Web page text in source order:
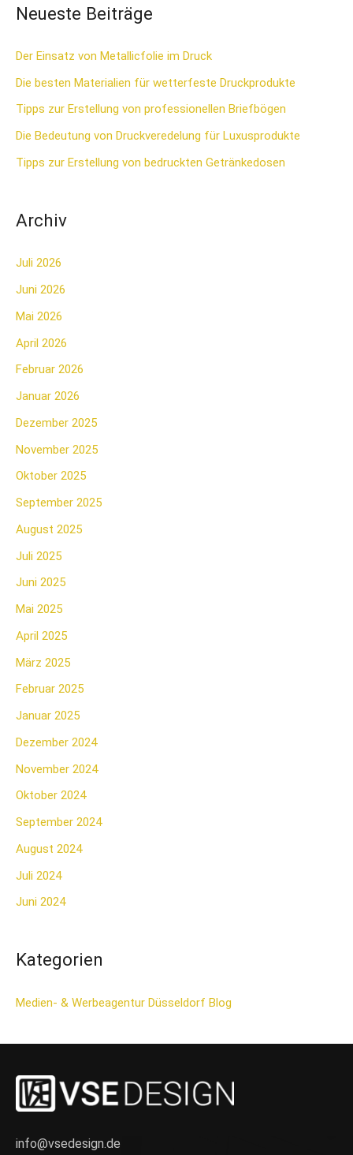
h
a
c
h
Neueste Beiträge
Der Einsatz von Metallicfolie im Druck
Die besten Materialien für wetterfeste Druckprodukte
Tipps zur Erstellung von professionellen Briefbögen
Die Bedeutung von Druckveredelung für Luxusprodukte
Tipps zur Erstellung von bedruckten Getränkedosen
Archiv
Juli 2026
Juni 2026
Mai 2026
April 2026
Februar 2026
Januar 2026
Dezember 2025
November 2025
Oktober 2025
September 2025
August 2025
Juli 2025
Juni 2025
Mai 2025
April 2025
März 2025
Februar 2025
Januar 2025
Dezember 2024
November 2024
Oktober 2024
September 2024
August 2024
Juli 2024
Juni 2024
Kategorien
Medien- & Werbeagentur Düsseldorf Blog
info@vsedesign.de